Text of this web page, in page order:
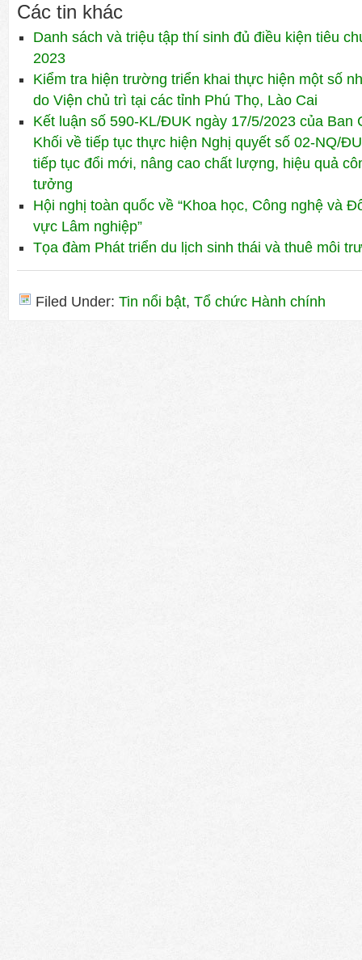
Các tin khác
Danh sách và triệu tập thí sinh đủ điều kiện tiêu
2023
Kiểm tra hiện trường triển khai thực hiện một số
do Viện chủ trì tại các tỉnh Phú Thọ, Lào Cai
Kết luận số 590-KL/ĐUK ngày 17/5/2023 của Ban
Khối về tiếp tục thực hiện Nghị quyết số 02-NQ/
tiếp tục đổi mới, nâng cao chất lượng, hiệu quả
tưởng
Hội nghị toàn quốc về “Khoa học, Công nghệ và
vực Lâm nghiệp”
Tọa đàm Phát triển du lịch sinh thái và thuê môi
Filed Under: Tin nổi bật, Tổ chức Hành chính